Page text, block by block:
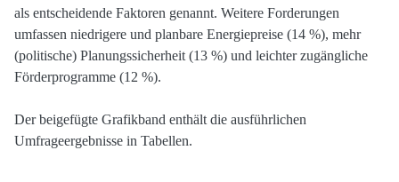
als entscheidende Faktoren genannt. Weitere Forderungen
umfassen niedrigere und planbare Energiepreise (14 %), mehr
(politische) Planungssicherheit (13 %) und leichter zugängliche
Förderprogramme (12 %).
Der beigefügte Grafikband enthält die ausführlichen
Umfrageergebnisse in Tabellen.